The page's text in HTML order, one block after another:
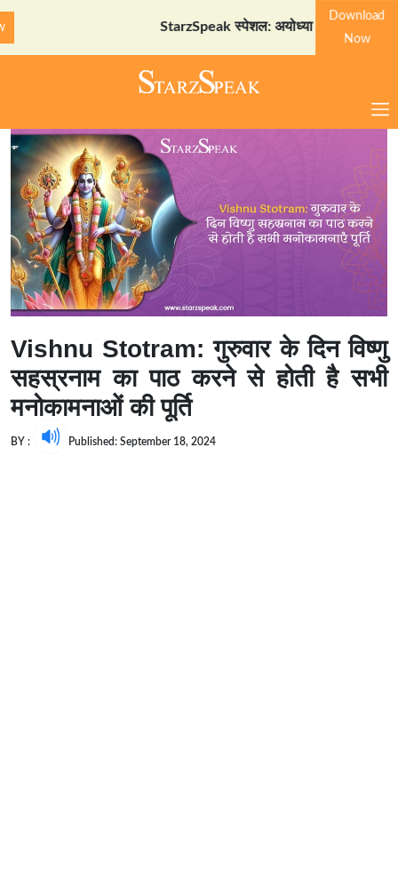
StarzSpeak स्पेशल: अयोध्या दर्शन गाइड
Download
Now
Vishnu Stotram: गुरुवार के दिन विष्णु
सहस्रनाम का पाठ करने से होती है सभी
मनोकामनाओं की पूर्ति
BY : Published: September 18, 2024